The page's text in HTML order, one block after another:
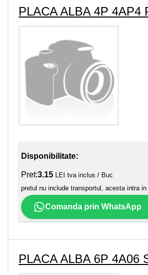
PLACA ALBA 4P 4AP4
Disponibilitate:
Pret:3.15 LEI tva inclus / Buc
pretul nu include transportul, acesta intra
Comanda prin WhatsApp
PLACA ALBA 6P 4A06